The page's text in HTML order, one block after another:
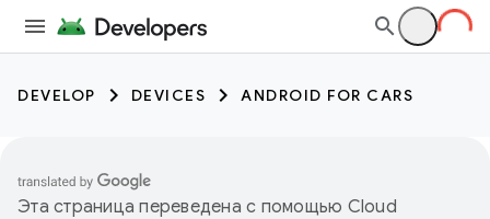
DEVELOP DEVICES ANDROID FOR CARS
Эта страница переведена с помощью Cloud